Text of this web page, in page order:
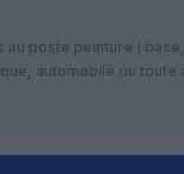
au poste peinture (
automobile ou toute